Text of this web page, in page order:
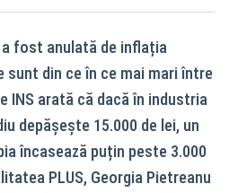
fost anulată de inflația
sunt din ce în ce mai mari între
INS arată că dacă în industria
depășește 15.000 de lei, un
încasează puțin peste 3.000
PLUS, Georgia Pietreanu